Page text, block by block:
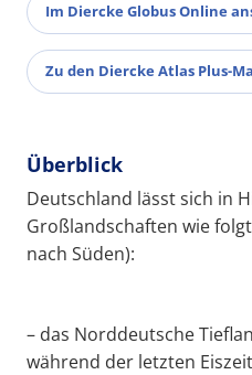
Im Diercke Globus Online
Zu den Diercke Atlas Plus-
Überblick
Deutschland lässt sich in
Großlandschaften wie
nach Süden):
– das Norddeutsche
während der letzten